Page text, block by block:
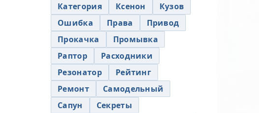
Категория Ксенон
Кузов
Ошибка
Права
Привод
Прокачка
Промывка
Раптор
Расходники
Резонатор
Рейтинг
Ремонт
Самодельный
Сапун
Секреты